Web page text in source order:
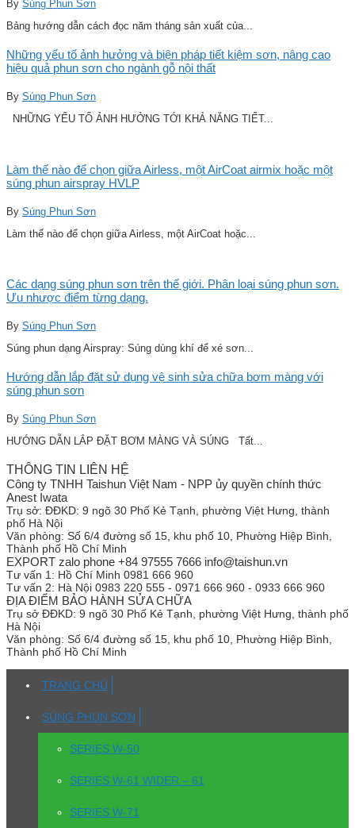
By Súng Phun Sơn
Bảng hướng dẫn cách đọc năm tháng sản xuất của...
Những yếu tố ảnh hưởng và biện pháp tiết kiệm sơn, nâng cao
hiệu quả phun sơn cho ngành gỗ nội thất
By Súng Phun Sơn
NHỮNG YẾU TỐ ẢNH HƯỞNG TỚI KHẢ NĂNG TIẾT...
Làm thế nào để chọn giữa Airless, một AirCoat airmix hoặc một
súng phun airspray HVLP
By Súng Phun Sơn
Làm thế nào để chọn giữa Airless, một AirCoat hoặc...
Các dạng súng phun sơn trên thế giới. Phân loại súng phun sơn.
Ưu nhược điểm từng dạng.
By Súng Phun Sơn
Súng phun dạng Airspray: Súng dùng khí để xé sơn...
Hướng dẫn lắp đặt sử dụng vệ sinh sửa chữa bơm màng với
súng phun sơn
By Súng Phun Sơn
HƯỚNG DẪN LẮP ĐẶT BƠM MÀNG VÀ SÚNG Tất...
THÔNG TIN LIÊN HỆ
Công ty TNHH Taishun Việt Nam - NPP ủy quyền chính thức
Anest Iwata
Trụ sở: ĐĐKD: 9 ngõ 30 Phố Kẻ Tạnh, phường Việt Hưng, thành
phố Hà Nội
Văn phòng: Số 6/4 đường số 15, khu phố 10, Phường Hiệp Bình,
Thành phố Hồ Chí Minh
EXPORT zalo phone +84 97555 7666 info@taishun.vn
Tư vấn 1: Hồ Chí Minh 0981 666 960
Tư vấn 2: Hà Nội 0983 220 555 - 0971 666 960 - 0933 666 960
ĐỊA ĐIỂM BẢO HÀNH SỬA CHỮA
Trụ sở ĐĐKD: 9 ngõ 30 Phố Kẻ Tạnh, phường Việt Hưng, thành phố
Hà Nội
Văn phòng: Số 6/4 đường số 15, khu phố 10, Phường Hiệp Bình,
Thành phố Hồ Chí Minh
TRANG CHỦ
SÚNG PHUN SƠN
SERIES W-50
SERIES W-61 WIDER – 61
SERIES W-71